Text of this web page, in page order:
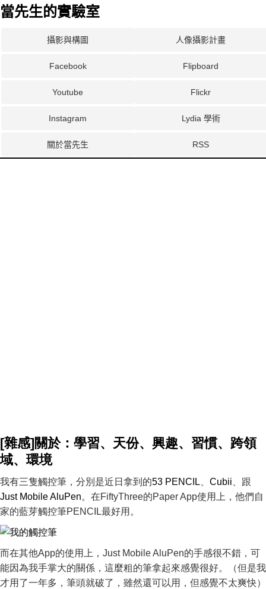
當先生的實驗室
攝影與構圖 人像攝影計畫
Facebook Flipboard
Youtube Flickr
Instagram Lydia 學術
關於當先生 RSS
[雜感]關於：學習、天份、興趣、習慣、跨領
域、環境
我有三隻觸控筆，分別是近日拿到的53 PENCIL Cubii 、跟
Just Mobile AluPen。在FiftyThree的Paper App使用上，他們自
家的藍芽觸控筆PENCIL最好用。
而在其他App的使用上，Just Mobile AluPen的手感很不錯，可
能因為我手掌大的關係，這麼粗的筆拿起來感覺很好。（但是我
才用了一年多，筆頭就破了，雖然還可以用，但感覺不太爽快）